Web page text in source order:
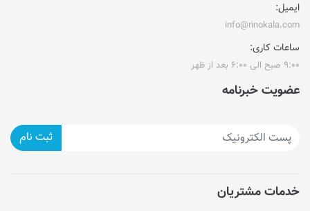
ایمیل:
info@rinokala.com
ساعات کاری:
۹:۰۰ صبح الی ۶:۰۰ بعد از ظهر
عضویت خبرنامه
ثبت نام
خدمات مشتریان